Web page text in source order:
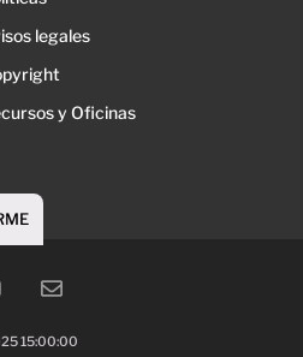
legales
y Oficinas
15:00:00